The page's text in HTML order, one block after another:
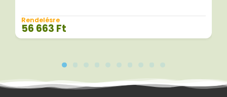
Rendelésre
56 663 Ft